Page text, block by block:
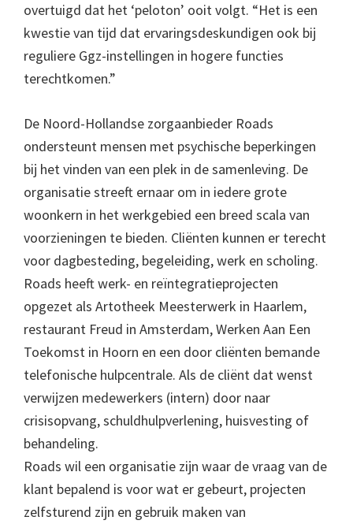
overtuigd dat het ‘peloton’ ooit volgt. “Het is een
kwestie van tijd dat ervaringsdeskundigen ook bij
reguliere Ggz-instellingen in hogere functies
terechtkomen.”
De Noord-Hollandse zorgaanbieder Roads
ondersteunt mensen met psychische beperkingen
bij het vinden van een plek in de samenleving. De
organisatie streeft ernaar om in iedere grote
woonkern in het werkgebied een breed scala van
voorzieningen te bieden. Cliënten kunnen er terecht
voor dagbesteding, begeleiding, werk en scholing.
Roads heeft werk- en reïntegratieprojecten
opgezet als Artotheek Meesterwerk in Haarlem,
restaurant Freud in Amsterdam, Werken Aan Een
Toekomst in Hoorn en een door cliënten bemande
telefonische hulpcentrale. Als de cliënt dat wenst
verwijzen medewerkers (intern) door naar
crisisopvang, schuldhulpverlening, huisvesting of
behandeling.
Roads wil een organisatie zijn waar de vraag van de
klant bepalend is voor wat er gebeurt, projecten
zelfsturend zijn en gebruik maken van